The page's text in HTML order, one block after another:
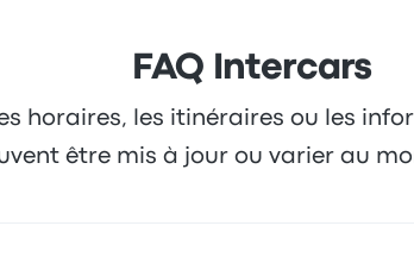
FAQ Intercars
horaires, les itinéraires ou les
être mis à jour ou varier au